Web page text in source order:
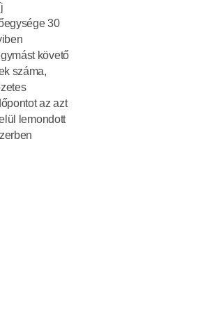
30
követő
száma,
az azt
lemondott